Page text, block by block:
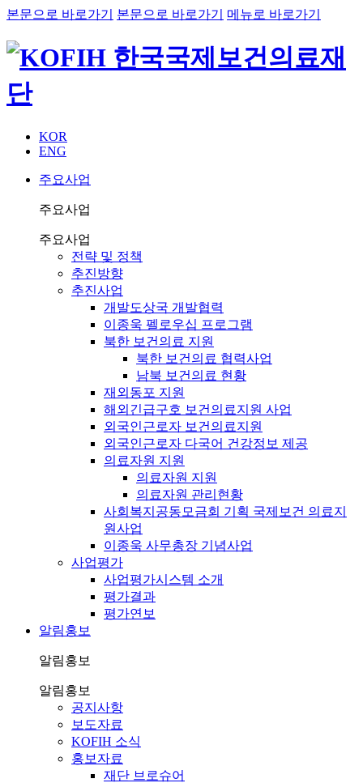
본문으로 바로가기 본문으로 바로가기 메뉴로 바로가기
KOR
ENG
주요사업
주요사업
주요사업
전략 및 정책
추진방향
추진사업
개발도상국 개발협력
이종욱 펠로우십 프로그램
북한 보건의료 지원
북한 보건의료 협력사업
남북 보건의료 현황
재외동포 지원
해외긴급구호 보건의료지원 사업
외국인근로자 보건의료지원
외국인근로자 다국어 건강정보 제공
의료자원 지원
의료자원 지원
의료자원 관리현황
사회복지공동모금회 기획 국제보건 의료지
원사업
이종욱 사무총장 기념사업
사업평가
사업평가시스템 소개
평가결과
평가연보
알림홍보
알림홍보
알림홍보
공지사항
보도자료
KOFIH 소식
홍보자료
재단 브로슈어